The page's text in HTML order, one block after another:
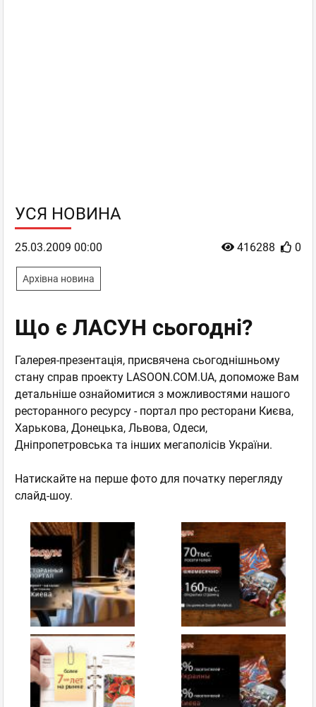
УСЯ НОВИНА
416288 0
25.03.2009 00:00
Архівна новина
Що є ЛАСУН сьогодні?
Галерея-презентація, присвячена сьогоднішньому
стану справ проекту LASOON.COM.UA, допоможе Вам
детальніше ознайомитися з можливостями нашого
ресторанного ресурсу - портал про ресторани Києва,
Харькова, Донецька, Львова, Одеси,
Дніпропетровська та інших мегаполісів України.
Натискайте на перше фото для початку перегляду
слайд-шоу.